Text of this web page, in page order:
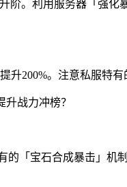
。利用服务器「强化
200%。注意私服特
「宝石合成暴击」机